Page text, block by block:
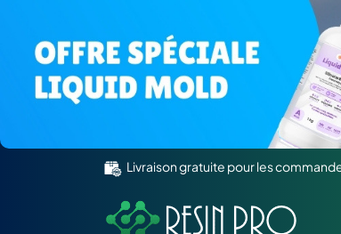
Livraison gratuite pour les